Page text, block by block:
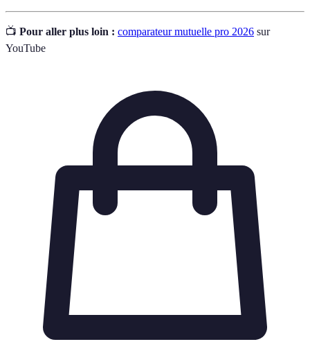
📺 Pour aller plus loin : comparateur mutuelle pro 2026 sur
YouTube